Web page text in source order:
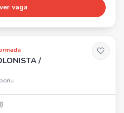
e organizar ingredientes,
manter a cozinha limpa e
ver vaga
/
0